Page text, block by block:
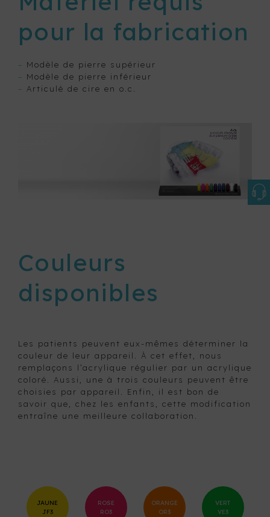
pour la fabrication
– Modèle de pierre supérieur
– Modèle de pierre inférieur
– Articulé de cire en o.c.
Couleurs
disponibles
Les patients peuvent eux-mêmes déterminer la
couleur de leur appareil. À cet effet, nous
remplaçons l’acrylique régulier par un acrylique
coloré. Aussi, une à trois couleurs peuvent être
choisies par appareil. Enfin, il est bon de
savoir que, chez les enfants, cette modification
entraîne une meilleure collaboration.
JAUNE
JF3
ROSE
RO3
ORANGE
OR3
VERT
VE3